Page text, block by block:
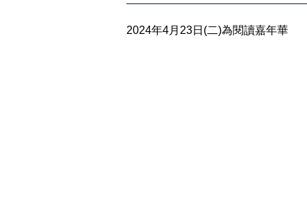
2024年4月23日(二)為閱讀嘉年華